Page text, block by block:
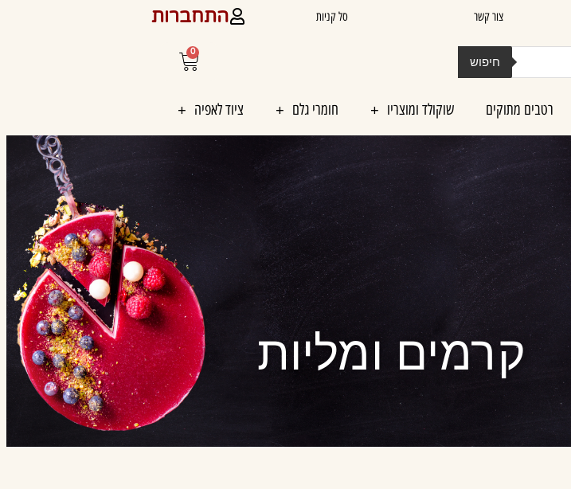
צור קשר סל קניות התחברות
חיפוש
0
עגלת
קניות
רטבים מתוקים שוקולד ומוצריו חומרי גלם ציוד לאפיה
קרמים ומליות